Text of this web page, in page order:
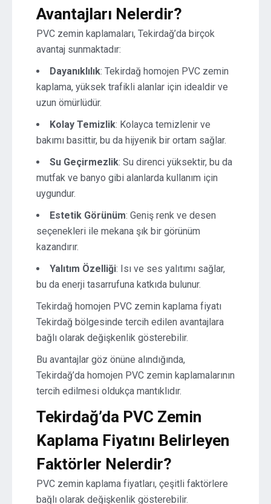
Avantajları Nelerdir?
PVC zemin kaplamaları, Tekirdağ’da birçok
avantaj sunmaktadır:
Dayanıklılık: Tekirdağ homojen PVC zemin
kaplama, yüksek trafikli alanlar için idealdir ve
uzun ömürlüdür.
Kolay Temizlik: Kolayca temizlenir ve
bakımı basittir, bu da hijyenik bir ortam sağlar.
Su Geçirmezlik: Su direnci yüksektir, bu da
mutfak ve banyo gibi alanlarda kullanım için
uygundur.
Estetik Görünüm: Geniş renk ve desen
seçenekleri ile mekana şık bir görünüm
kazandırır.
Yalıtım Özelliği: Isı ve ses yalıtımı sağlar,
bu da enerji tasarrufuna katkıda bulunur.
Tekirdağ homojen PVC zemin kaplama fiyatı
Tekirdağ bölgesinde tercih edilen avantajlara
bağlı olarak değişkenlik gösterebilir.
Bu avantajlar göz önüne alındığında,
Tekirdağ’da homojen PVC zemin kaplamalarının
tercih edilmesi oldukça mantıklıdır.
Tekirdağ’da PVC Zemin
Kaplama Fiyatını Belirleyen
Faktörler Nelerdir?
PVC zemin kaplama fiyatları, çeşitli faktörlere
bağlı olarak değişkenlik gösterebilir.